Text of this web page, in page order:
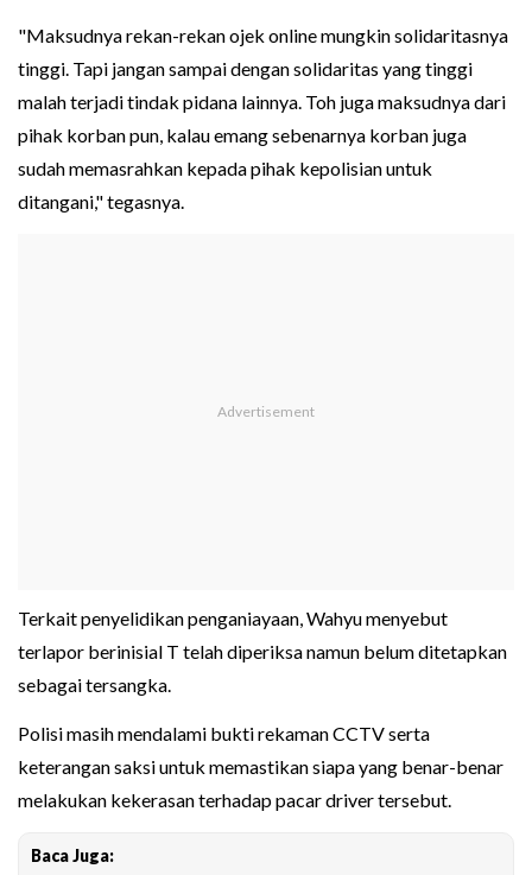
"Maksudnya rekan-rekan ojek online mungkin solidaritasnya
tinggi. Tapi jangan sampai dengan solidaritas yang tinggi
malah terjadi tindak pidana lainnya. Toh juga maksudnya dari
pihak korban pun, kalau emang sebenarnya korban juga
sudah memasrahkan kepada pihak kepolisian untuk
ditangani," tegasnya.
Terkait penyelidikan penganiayaan, Wahyu menyebut
terlapor berinisial T telah diperiksa namun belum ditetapkan
sebagai tersangka.
Polisi masih mendalami bukti rekaman CCTV serta
keterangan saksi untuk memastikan siapa yang benar-benar
melakukan kekerasan terhadap pacar driver tersebut.
Baca Juga: